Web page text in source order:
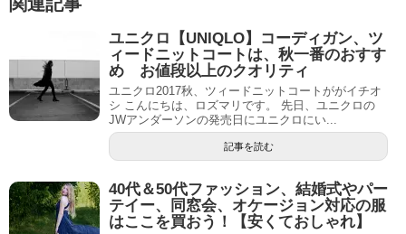
ユニクロ【UNIQLO】コーディガン、ツ
ィードニットコートは、秋一番のおすす
め お値段以上のクオリティ
ユニクロ2017秋、ツィードニットコートががイチオ
シ こんにちは、ロズマリです。 先日、ユニクロの
JWアンダーソンの発売日にユニクロにい...
記事を読む
40代＆50代ファッション、結婚式やパー
テイー、同窓会、オケージョン対応の服
はここを買おう！【安くておしゃれ】